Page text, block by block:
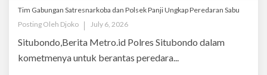
Tim Gabungan Satresnarkoba dan Polsek Panji Ungkap Peredaran Sabu
Posting Oleh Djoko July 6, 2026
Situbondo,Berita Metro.id Polres Situbondo dalam
kometmenya untuk berantas peredara...